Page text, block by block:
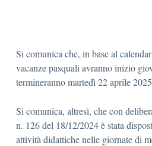
Si comunica che, in base al
vacanze pasquali avranno inizio
termineranno martedì 22 aprile
Si comunica, altresì, che con
n. 126 del 18/12/2024 è stata
attività didattiche nelle giornate di